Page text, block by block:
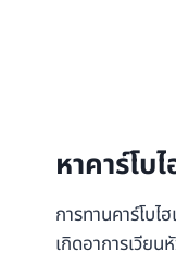
หาคาร์โบ
การทานคาร์โบ
เกิดอาการเวียน